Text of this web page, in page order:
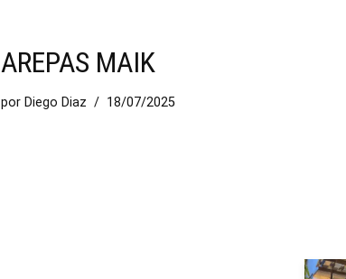
AREPAS MAIK
por Diego Diaz 18/07/2025